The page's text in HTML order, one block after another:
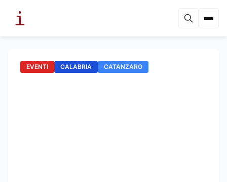
EVENTI CALABRIA CATANZARO